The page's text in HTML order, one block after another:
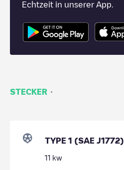
Echtzeit in unserer App.
STECKER ·
TYPE 1 (SAE J1772)
11 kw